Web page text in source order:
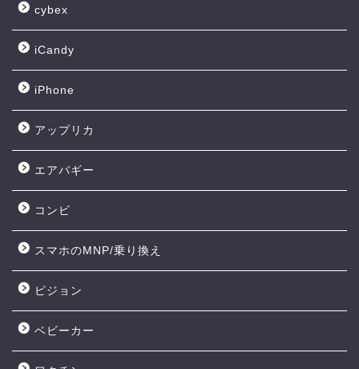
cybex
iCandy
iPhone
アップリカ
エアバギー
コンビ
スマホのMNP/乗り換え
ピジョン
ベビーカー